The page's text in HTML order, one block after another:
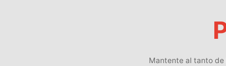
Mantente al tanto de